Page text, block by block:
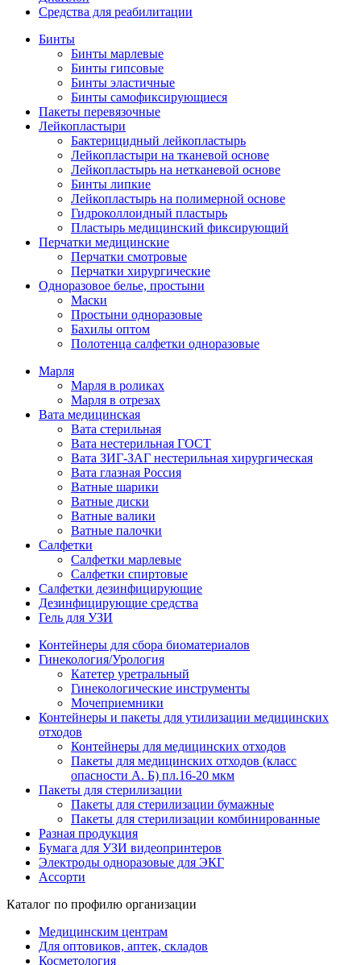
Средства для реабилитации
Бинты
Бинты марлевые
Бинты гипсовые
Бинты эластичные
Бинты самофиксирующиеся
Пакеты перевязочные
Лейкопластыри
Бактерицидный лейкопластырь
Лейкопластыри на тканевой основе
Лейкопластырь на нетканевой основе
Бинты липкие
Лейкопластырь на полимерной основе
Гидроколлоидный пластырь
Пластырь медицинский фиксирующий
Перчатки медицинские
Перчатки смотровые
Перчатки хирургические
Одноразовое белье, простыни
Маски
Простыни одноразовые
Бахилы оптом
Полотенца салфетки одноразовые
Марля
Марля в роликах
Марля в отрезах
Вата медицинская
Вата стерильная
Вата нестерильная ГОСТ
Вата ЗИГ-ЗАГ нестерильная хирургическая
Вата глазная Россия
Ватные шарики
Ватные диски
Ватные валики
Ватные палочки
Салфетки
Салфетки марлевые
Салфетки спиртовые
Салфетки дезинфицирующие
Дезинфицирующие средства
Гель для УЗИ
Контейнеры для сбора биоматериалов
Гинекология/Урология
Катетер уретральный
Гинекологические инструменты
Мочеприемники
Контейнеры и пакеты для утилизации медицинских
отходов
Контейнеры для медицинских отходов
Пакеты для медицинских отходов (класс
опасности А. Б) пл.16-20 мкм
Пакеты для стерилизации
Пакеты для стерилизации бумажные
Пакеты для стерилизации комбинированные
Разная продукция
Бумага для УЗИ видеопринтеров
Электроды одноразовые для ЭКГ
Ассорти
Каталог по профилю организации
Медицинским центрам
Для оптовиков, аптек, складов
Косметология